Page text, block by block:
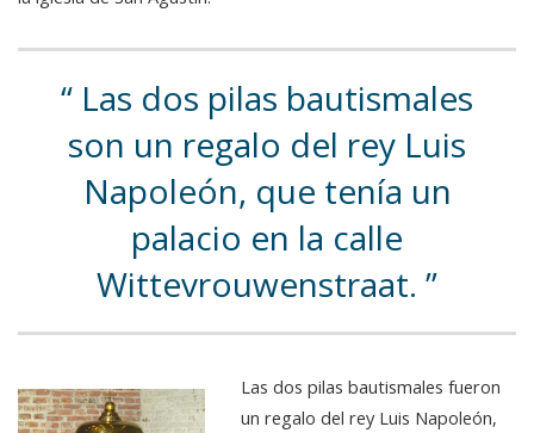
Las dos pilas bautismales
son un regalo del rey Luis
Napoleón, que tenía un
palacio en la calle
Wittevrouwenstraat.
Las dos pilas bautismales fueron
un regalo del rey Luis Napoleón,